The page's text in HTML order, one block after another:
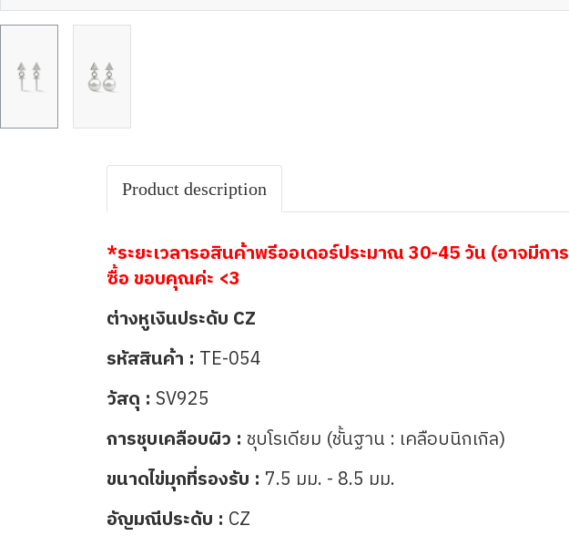
Product description
*ระยะเวลารอสินค้าพรีออเดอร์ประมาณ 30-45 วัน (อาจมีก
ซื้อ ขอบคุณค่ะ <3
ต่างหูเงินประดับ CZ
รหัสสินค้า : TE-054
วัสดุ : SV925
การชุบเคลือบผิว : ชุบโรเดียม (ชั้นฐาน : เคลือบนิกเกิล)
ขนาดไข่มุกที่รองรับ : 7.5 มม. - 8.5 มม.
อัญมณีประดับ : CZ